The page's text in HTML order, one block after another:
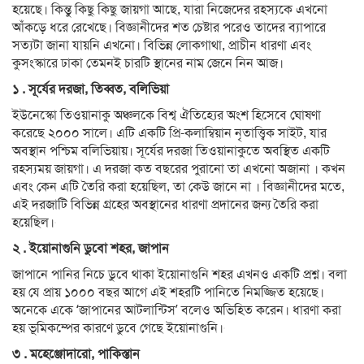
হয়েছে। কিন্তু কিছু কিছু জায়গা আছে, যারা নিজেদের রহস্যকে এখনো
আঁকড়ে ধরে রেখেছে। বিজ্ঞানীদের শত চেষ্টার পরেও তাদের ব্যাপারে
সত্যটা জানা যায়নি এখনো। বিভিন্ন লোকগাথা, প্রাচীন ধারণা এবং
কুসংস্কারে ঢাকা তেমনই চারটি স্থানের নাম জেনে নিন আজ।
১ . সূর্যের দরজা, তিব্বত, বলিভিয়া
ইউনেস্কো তিওয়ানাকু অঞ্চলকে বিশ্ব ঐতিহ্যের অংশ হিসেবে ঘোষণা
করেছে ২০০০ সালে। এটি একটি প্রি-কলাম্বিয়ান নৃতাত্ত্বিক সাইট, যার
অবস্থান পশ্চিম বলিভিয়ায়। সূর্যের দরজা তিওয়ানাকুতে অবস্থিত একটি
রহস্যময় জায়গা। এ দরজা কত বছরের পুরানো তা এখনো অজানা । কখন
এবং কেন এটি তৈরি করা হয়েছিল, তা কেউ জানে না । বিজ্ঞানীদের মতে,
এই দরজাটি বিভিন্ন গ্রহের অবস্থানের ধারণা প্রদানের জন্য তৈরি করা
হয়েছিল।
২ . ইয়োনাগুনি ডুবো শহর, জাপান
জাপানে পানির নিচে ডুবে থাকা ইয়োনাগুনি শহর এখনও একটি প্রশ্ন। বলা
হয় যে প্রায় ১০০০ বছর আগে এই শহরটি পানিতে নিমজ্জিত হয়েছে।
অনেকে একে ‘জাপানের আটলান্টিস’ বলেও অভিহিত করেন। ধারণা করা
হয় ভূমিকম্পের কারণে ডুবে গেছে ইয়োনাগুনি।
৩ . মহেঞ্জোদারো, পাকিস্তান